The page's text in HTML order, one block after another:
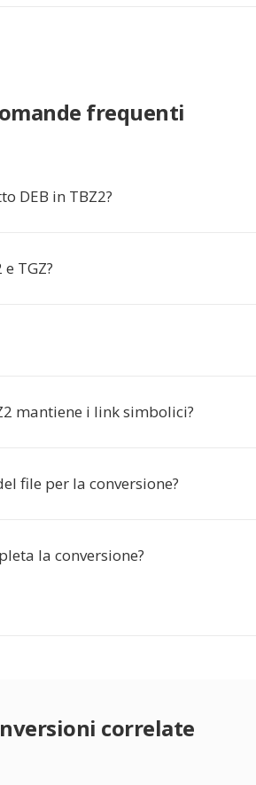
frequenti
DEB in TBZ2?
TGZ?
mantiene i link simbolici?
file per la conversione?
la conversione?
correlate